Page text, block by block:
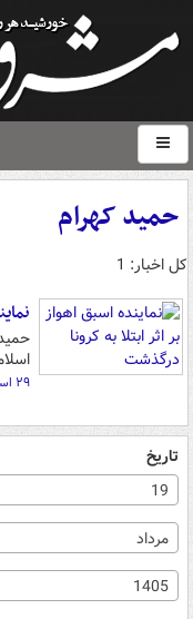
حمید کهرام
کل اخبار: 1
۲۹ اسفند ۹۸ - ۱۸:۳۹
تاریخ
19
مرداد
1405